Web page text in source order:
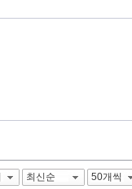
최신순 50개씩